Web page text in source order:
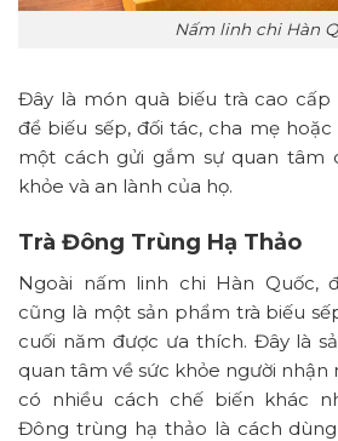
Nấm linh chi Hàn
Đây là món quà biếu trà cao
để biếu sếp, đối tác, cha mẹ
một cách gửi gắm sự quan tâm
khỏe và an lành của họ.
Trà Đông Trùng Hạ Thảo
Ngoài nấm linh chi Hàn Quốc,
cũng là một sản phẩm trà biếu
cuối năm được ưa thích. Đây là
quan tâm về sức khỏe người nhận
có nhiều cách chế biến khác
Đông trùng hạ thảo là cách